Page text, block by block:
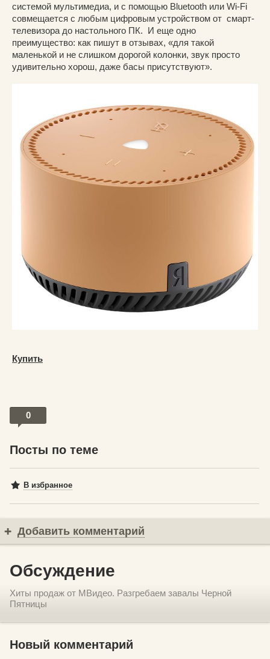
системой мультимедиа, и с помощью Bluetooth или Wi-Fi
совмещается с любым цифровым устройством от смарт-
телевизора до настольного ПК. И еще одно
преимущество: как пишут в отзывах, «для такой
маленькой и не слишком дорогой колонки, звук просто
удивительно хорош, даже басы присутствуют».
Купить
0
Посты по теме
В избранное
Добавить комментарий
Обсуждение
Хиты продаж от МВидео. Разгребаем завалы Черной
Пятницы
Новый комментарий